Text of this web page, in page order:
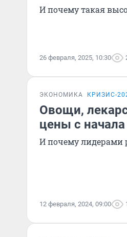
И почему такая
26 февраля, 2025, 10:30
ЭКОНОМИКА КРИЗИС-
Овощи,
цены с начала
И почему лидерами
12 февраля, 2024, 09:00